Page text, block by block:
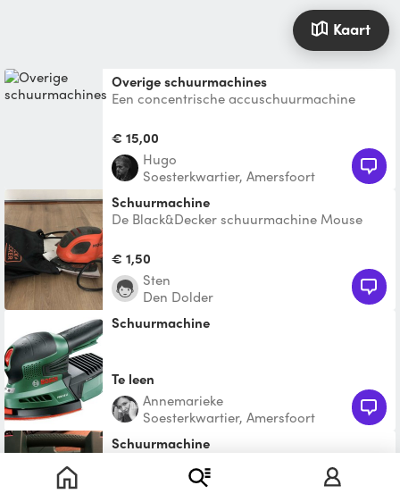
Kaart
Overige schuurmachines
Een concentrische accuschuurmachine
€ 15,00
Hugo
Soesterkwartier, Amersfoort
schuurmachine
De Black&Decker schuurmachine Mouse
rubberen grijpzones. De
€ 1,50
Sten
Den Dolder
schuurmachine
Te leen
Annemarieke
Soesterkwartier, Amersfoort
Schuurmachine